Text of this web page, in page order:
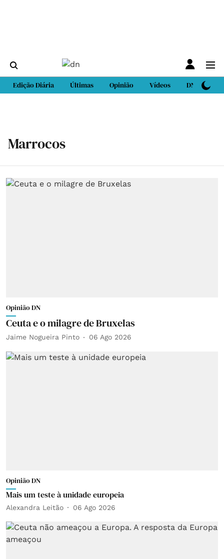
Edição Diária Últimas Opinião Vídeos DN Sport
Marrocos
Opinião DN
Ceuta e o milagre de Bruxelas
Jaime Nogueira Pinto 06 Ago 2026
Opinião DN
Mais um teste à unidade europeia
Alexandra Leitão 06 Ago 2026